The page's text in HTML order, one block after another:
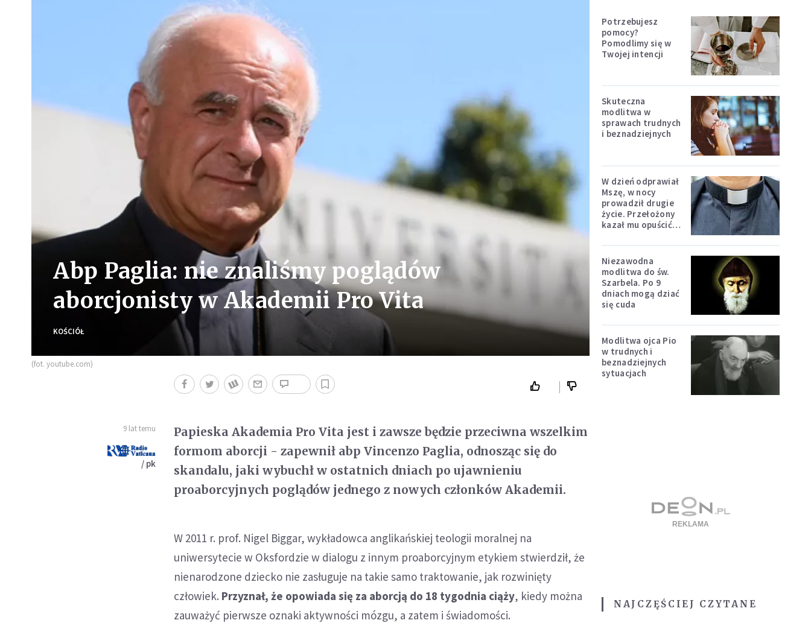
Abp Paglia: nie znaliśmy poglądów
aborcjonisty w Akademii Pro Vita
KOŚCIÓŁ
(fot. youtube.com)
9 lat temu
/ pk
Papieska Akademia Pro Vita jest i zawsze będzie przeciwna wszelkim
formom aborcji - zapewnił abp Vincenzo Paglia, odnosząc się do
skandalu, jaki wybuchł w ostatnich dniach po ujawnieniu
proaborcyjnych poglądów jednego z nowych członków Akademii.
W 2011 r. prof. Nigel Biggar, wykładowca anglikańskiej teologii moralnej na
uniwersytecie w Oksfordzie w dialogu z innym proaborcyjnym etykiem stwierdził, że
nienarodzone dziecko nie zasługuje na takie samo traktowanie, jak rozwinięty
człowiek. Przyznał, że opowiada się za aborcją do 18 tygodnia ciąży, kiedy można
zauważyć pierwsze oznaki aktywności mózgu, a zatem i świadomości.
Potrzebujesz
pomocy?
Pomodlimy się w
Twojej intencji
Skuteczna
modlitwa w
sprawach trudnych
i beznadziejnych
W dzień odprawiał
Mszę, w nocy
prowadził drugie
życie. Przełożony
kazał mu opuścić
Niezawodna
modlitwa do św.
Szarbela. Po 9
dniach mogą dziać
się cuda
Modlitwa ojca Pio
w trudnych i
beznadziejnych
sytuacjach
NAJCZĘŚCIEJ CZYTANE